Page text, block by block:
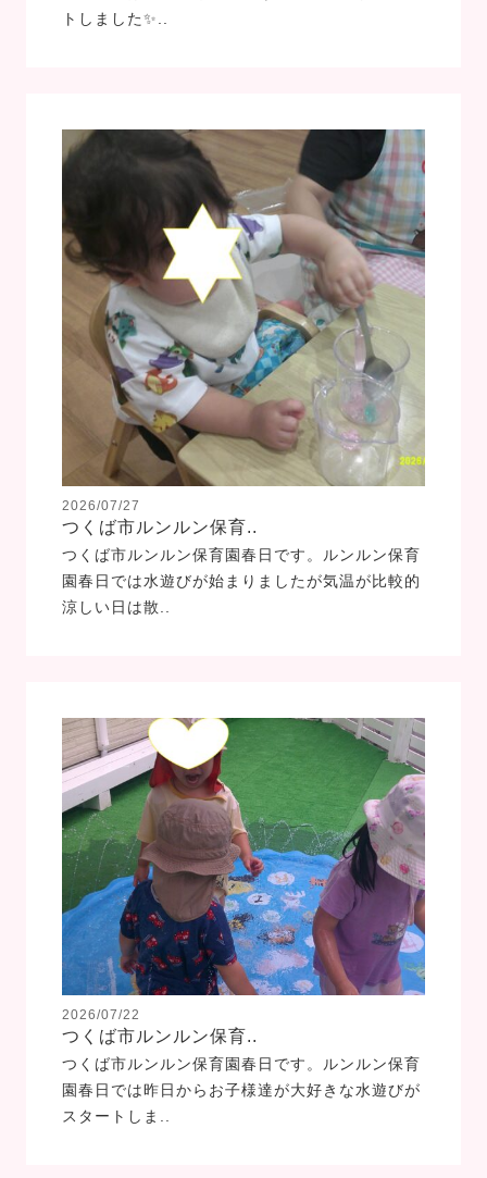
トしました✨..
2026/07/27
つくば市ルンルン保育..
つくば市ルンルン保育園春日です。ルンルン保育
園春日では水遊びが始まりましたが気温が比較的
涼しい日は散..
2026/07/22
つくば市ルンルン保育..
つくば市ルンルン保育園春日です。ルンルン保育
園春日では昨日からお子様達が大好きな水遊びが
スタートしま..